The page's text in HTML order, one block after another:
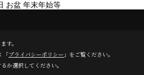
お盆 年末年始等
Rights Reserved.
イト
す。
「プライバシーポリシー 」をご覧ください。
か選択してください。